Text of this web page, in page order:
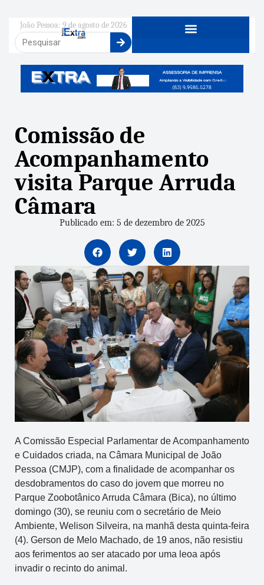
João Pessoa: 9 de agosto de 2026
Comissão de
Acompanhamento
visita Parque Arruda
Câmara
Publicado em: 5 de dezembro de 2025
A Comissão Especial Parlamentar de Acompanhamento
e Cuidados criada, na Câmara Municipal de João
Pessoa (CMJP), com a finalidade de acompanhar os
desdobramentos do caso do jovem que morreu no
Parque Zoobotânico Arruda Câmara (Bica), no último
domingo (30), se reuniu com o secretário de Meio
Ambiente, Welison Silveira, na manhã desta quinta-feira
(4). Gerson de Melo Machado, de 19 anos, não resistiu
aos ferimentos ao ser atacado por uma leoa após
invadir o recinto do animal.